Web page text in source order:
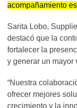
acompañamiento
Sarita Lobo,
destacó que la
fortalecer la
y generar un mayor
“Nuestra
ofrecer mejores
crecimiento y la